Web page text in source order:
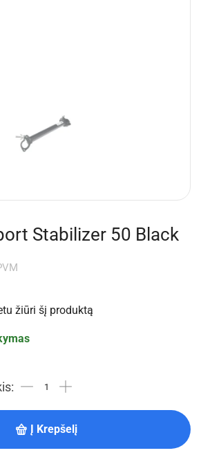
Stabilizer 50 Black
žiūri šį produktą
Į Krepšelį